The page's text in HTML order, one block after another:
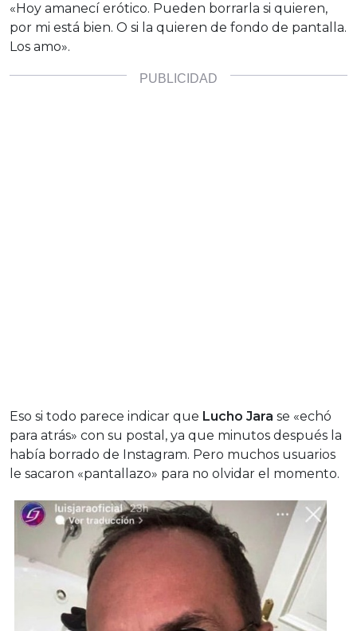
«Hoy amanecí erótico. Pueden borrarla si quieren,
por mi está bien. O si la quieren de fondo de pantalla.
Los amo».
Eso si todo parece indicar que Lucho Jara se «echó
para atrás» con su postal, ya que minutos después la
había borrado de Instagram. Pero muchos usuarios
le sacaron «pantallazo» para no olvidar el momento.